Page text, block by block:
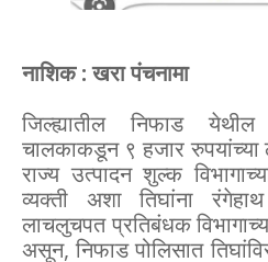
नाशिक : खरा पंचनामा
जिल्ह्यातील निफाड
चालकाकडून ९ हजार रुपयांच्या
राज्य उत्पादन शुल्क
व्यक्ती अशा तिघांना
लाचलुचपत प्रतिबंधक
असून, निफाड पोलिसात